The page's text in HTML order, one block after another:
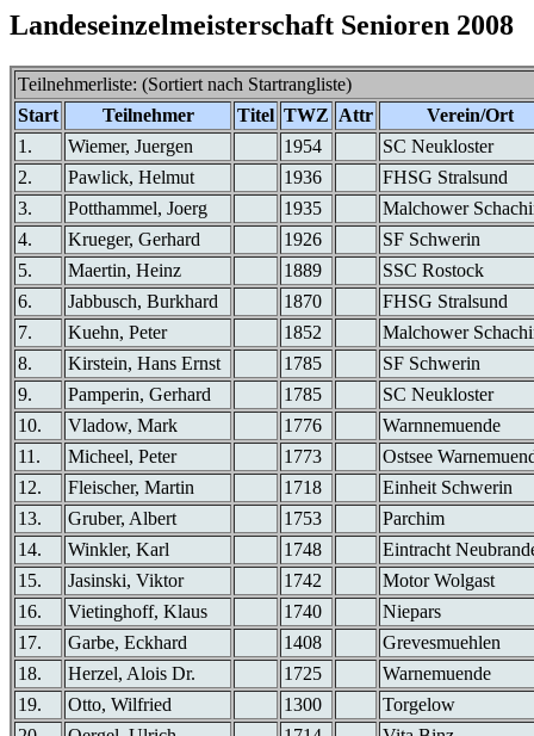
Landeseinzelmeisterschaft Senioren 2008
Teilnehmerliste: (Sortiert nach Startrangliste)
Start
Teilnehmer Titel TWZ Attr
Verein/Ort
1.
Wiemer, Juergen 1954
SC Neukloster
2.
Pawlick, Helmut 1936
FHSG Stralsund
3.
Potthammel, Joerg 1935
Malchower
4.
Krueger, Gerhard 1926
SF Schwerin
5.
Maertin, Heinz 1889
SSC Rostock
6.
Jabbusch, Burkhard 1870
FHSG Stralsund
7.
Kuehn, Peter 1852
Malchower
8.
Kirstein, Hans Ernst 1785
SF Schwerin
9.
Pamperin, Gerhard 1785
SC Neukloster
10.
Vladow, Mark 1776
Warnnemuende
11.
Micheel, Peter 1773
Ostsee
12.
Fleischer, Martin 1718
Einheit Schwerin
13.
Gruber, Albert 1753
Parchim
14.
Winkler, Karl 1748
Eintracht
15.
Jasinski, Viktor 1742
Motor Wolgast
16.
Vietinghoff, Klaus 1740
Niepars
17.
Garbe, Eckhard 1408
Grevesmuehlen
18.
Herzel, Alois Dr. 1725
Warnemuende
19.
Otto, Wilfried 1300
Torgelow